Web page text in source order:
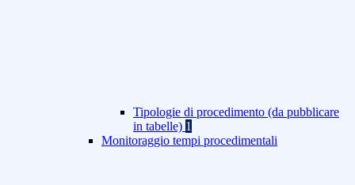
Tipologie di procedimento (da pubblicare
in tabelle) 1
Monitoraggio tempi procedimentali